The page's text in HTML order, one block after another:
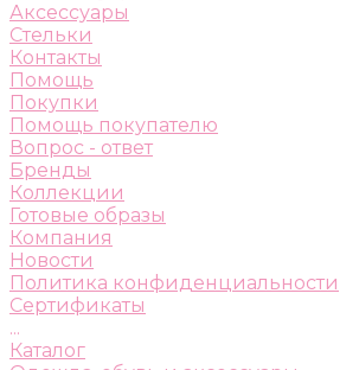
Аксессуары
Стельки
Контакты
Помощь
Покупки
Помощь покупателю
Вопрос - ответ
Бренды
Коллекции
Готовые образы
Компания
Новости
Политика конфиденциальности
Сертификаты
...
Каталог